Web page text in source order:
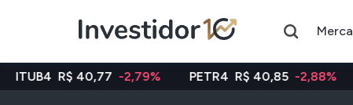
40,77 -2,79% PETR4 R$ 40,85 -2,88% VALE3